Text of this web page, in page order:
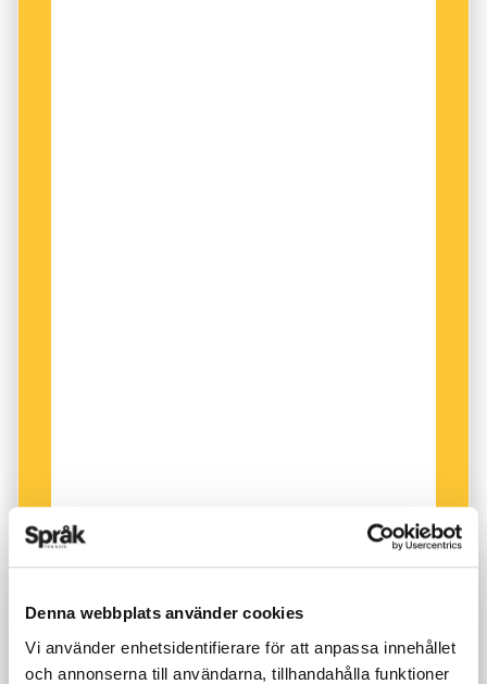
Denna webbplats använder cookies
Vi använder enhetsidentifierare för att anpassa innehållet
och annonserna till användarna, tillhandahålla funktioner